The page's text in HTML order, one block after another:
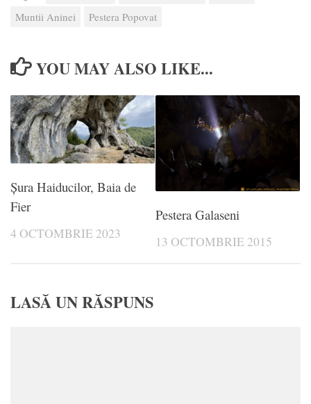
Muntii Aninei
Pestera Popovat
YOU MAY ALSO LIKE...
Șura Haiducilor, Baia de
Fier
4 OCTOMBRIE 2023
Pestera Galaseni
13 OCTOMBRIE 2015
LASĂ UN RĂSPUNS